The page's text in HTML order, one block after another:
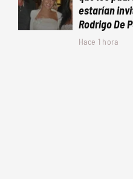
estarían
Rodrigo De
Hace 1 hora